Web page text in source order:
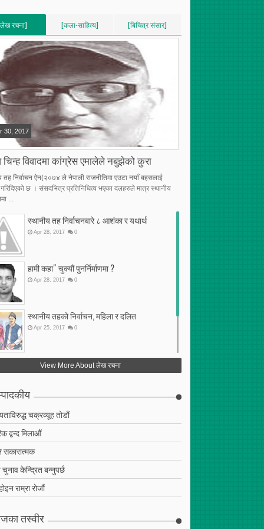
रचना] [कला-साहित्य]
[VERTICAL]
[बिचित्र संसार]
[VERTICAL]
[RECENT][5]
चिन्ह विवादमा कांग्रेस एमालेले नबुझेको कुरा
30 2017
तह निर्वाचन ऐन(२०७४ ले नेपाली राजनीतिमा एउटा नयाँ बहसलाई
गरिदिएको छ । संसदभित्र प्रतिनिधित्व भएका दलहरुले मात्र स्थानीय
...
स्थानीय तह निर्वाचनबारे ८ आशंका र यथार्थ
Apr 28 2017 0
हामी कहा“ चुक्यौं पुनर्निर्माणमा ?
Apr 28 2017 0
स्थानीय तहको निर्वाचन, महिला र दलित
Apr 25 2017 0
फेरि अर्को गलत सहमति
View More About लेख रचना
चक्रव्यूह तोडौं
द्वन्द मिलाऔं
सकारात्मक
केन्द्रित बन्नुपर्छ
राम्रा रोजौं
तस्वीर